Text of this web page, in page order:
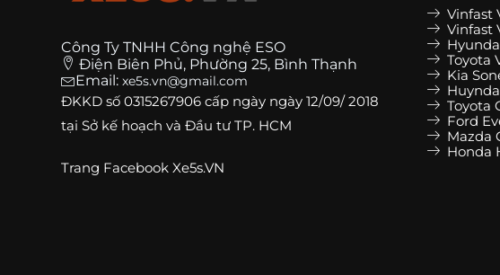
Công Ty TNHH Công nghệ ESO
Điện Biên Phủ, Phường 25, Bình Thạnh
Email: xe5s.vn@gmail.com
ĐKKD số 0315267906 cấp ngày ngày 12/09/ 2018
tại Sở kế hoạch và Đầu tư TP. HCM
Trang Facebook Xe5s.VN
Vinfast
Vinfast
Toyota
Kia
Toyota
Ford
Mazda
Honda